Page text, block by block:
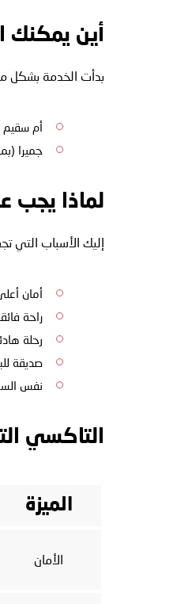
أين يمكنك
بدأت الخدمة
أم سقيم
جميرا
لماذا يجب
إليك الأسباب التي
أمان
راحة
رحلة
صديقة
نفس السعر
التاكسي
الميزة
الأمان